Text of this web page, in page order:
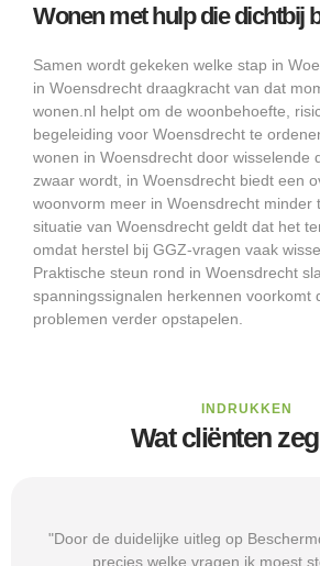
Wonen met hulp die dichtbij
Samen wordt gekeken welke stap in
in Woensdrecht draagkracht van dat
wonen.nl helpt om de woonbehoefte,
begeleiding voor Woensdrecht te
wonen in Woensdrecht door wisselende
zwaar wordt, in Woensdrecht biedt een
woonvorm meer in Woensdrecht minder
situatie van Woensdrecht geldt dat het
omdat herstel bij GGZ-vragen vaak
Praktische steun rond in Woensdrecht
spanningssignalen herkennen voorkomt
problemen verder opstapelen.
INDRUKKEN
Wat cliënten
"Door de duidelijke uitleg op
precies welke vragen ik moest